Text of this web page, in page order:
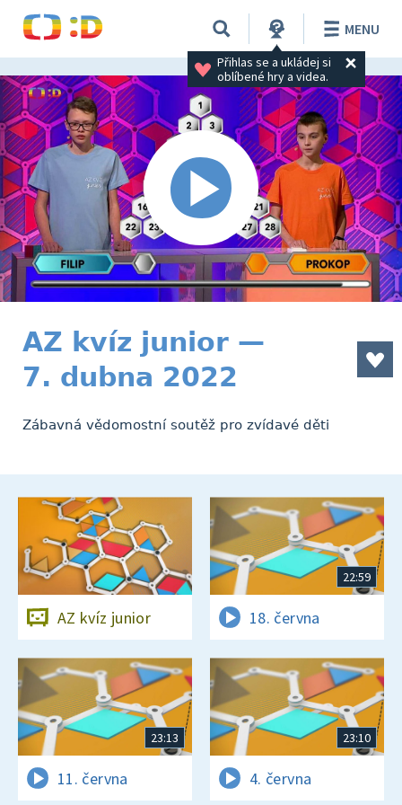
Přihlas se a ukládej si
oblíbené hry a videa.
MENU
AZ kvíz junior —
7. dubna 2022
Zábavná vědomostní soutěž pro zvídavé děti
AZ kvíz junior
22:59
18. června
23:13
11. června
23:10
4. června